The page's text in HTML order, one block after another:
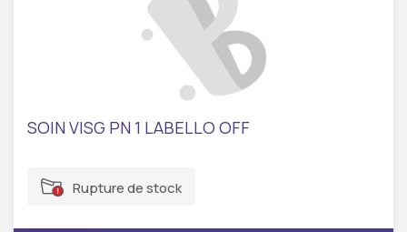
SOIN VISG PN 1 LABELLO OFF
Rupture de stock